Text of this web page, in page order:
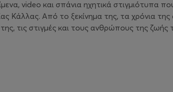
video και σπάνια ηχητικά στιγμιότυπα
Κάλλας. Από το ξεκίνημα της, τα χρόνια
τις στιγμές και τους ανθρώπους της ζωής